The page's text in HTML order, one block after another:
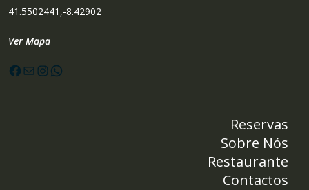
41.5502441,-8.42902
Ver Mapa
Facebook
MailInstagram
WhatsApp
Reservas
Sobre Nós
Restaurante
Contactos